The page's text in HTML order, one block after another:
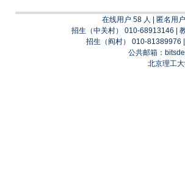
在线用户 58 人 | 匿名用
招生（中关村） 010-68913146 |
招生（阎村） 010-81389976
公共邮箱：
北京理工